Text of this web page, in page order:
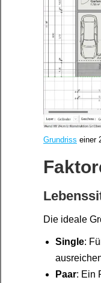
Grundriss einer
Die ideale
Single:
Paar: Ein